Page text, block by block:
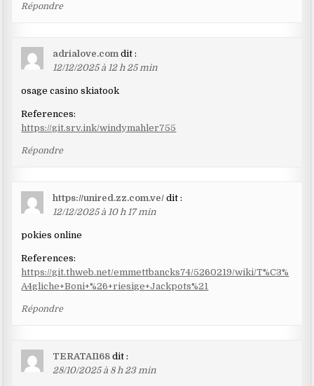
Répondre
adrialove.com dit :
12/12/2025 à 12 h 25 min
osage casino skiatook
References:
https://git.srv.ink/windymahler755
Répondre
https://unired.zz.com.ve/ dit :
12/12/2025 à 10 h 17 min
pokies online
References:
https://git.thweb.net/emmettbancks74/5260219/wiki/T%C3%
A4gliche+Boni+%26+riesige+Jackpots%21
Répondre
TERATAI168 dit :
28/10/2025 à 8 h 23 min